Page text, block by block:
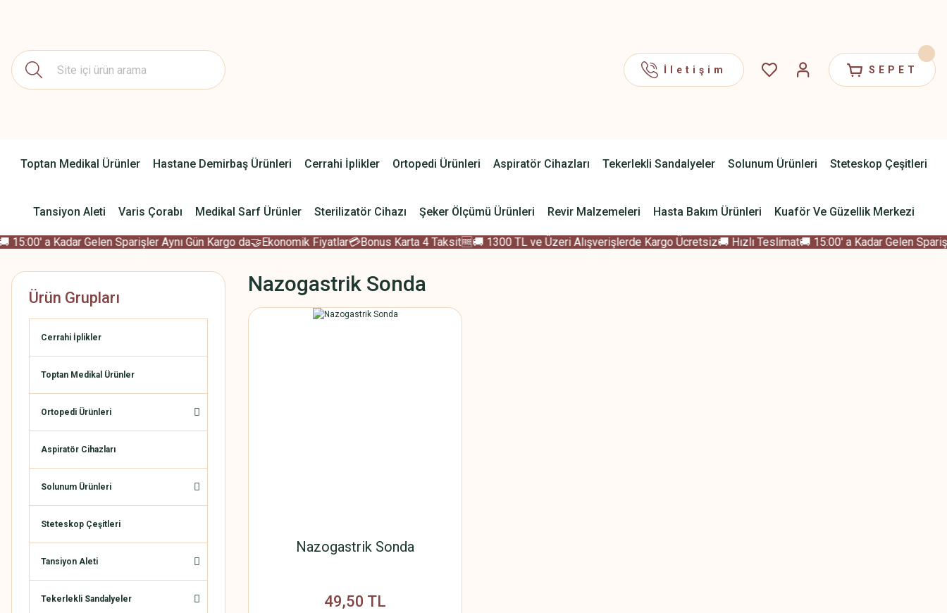
İletişim SEPET
Toptan Medikal Ürünler Hastane Demirbaş Ürünleri Cerrahi İplikler Ortopedi Ürünleri Aspiratör Cihazları Tekerlekli Sandalyeler Solunum Ürünleri Steteskop Çeşitleri
Tansiyon Aleti Varis Çorabı Medikal Sarf Ürünler Sterilizatör Cihazı Şeker Ölçümü Ürünleri Revir Malzemeleri Hasta Bakım Ürünleri Kuaför Ve Güzellik Merkezi
a Kadar Gelen Sparişler Aynı Gün Kargo da 🤝Ekonomik Fiyatlar💳Bonus Karta 4 Taksit🆓🚚 1300 TL ve Üzeri Alışverişlerde Kargo Ücretsiz🚚 Hızlı Teslimat🚚 15:00' a Kadar Gelen Sparişler
Ürün Grupları
Cerrahi İplikler
Toptan Medikal Ürünler
Ortopedi Ürünleri
Aspiratör Cihazları
Solunum Ürünleri
Steteskop Çeşitleri
Tansiyon Aleti
Tekerlekli Sandalyeler
Nazogastrik Sonda
Nazogastrik Sonda
49,50 TL